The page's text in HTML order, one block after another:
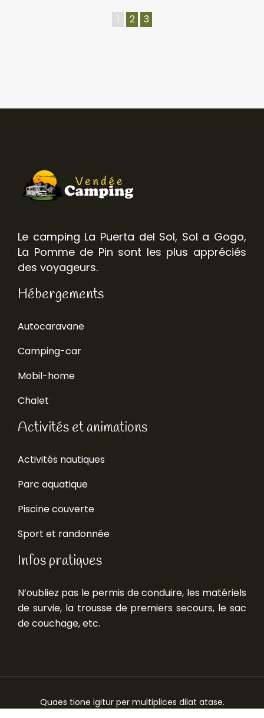
1 2 3
Le camping La Puerta del Sol, Sol a Gogo,
La Pomme de Pin sont les plus appréciés
des voyageurs.
Hébergements
Autocaravane
Camping-car
Mobil-home
Chalet
Activités et animations
Activités nautiques
Parc aquatique
Piscine couverte
Sport et randonnée
Infos pratiques
N’oubliez pas le permis de conduire, les matériels
de survie, la trousse de premiers secours, le sac
de couchage, etc.
Quaes tione igitur per multiplices dilat atase.